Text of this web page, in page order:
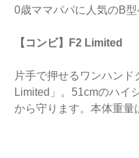
0歳ママパパに人気のB型
【コンビ】F2 Limited
片手で押せるワンハン
Limited」。51cmのハイ
から守ります。本体重量